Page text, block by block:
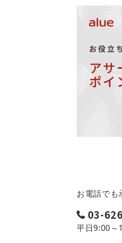
お電話でも
03-
平日9:00～